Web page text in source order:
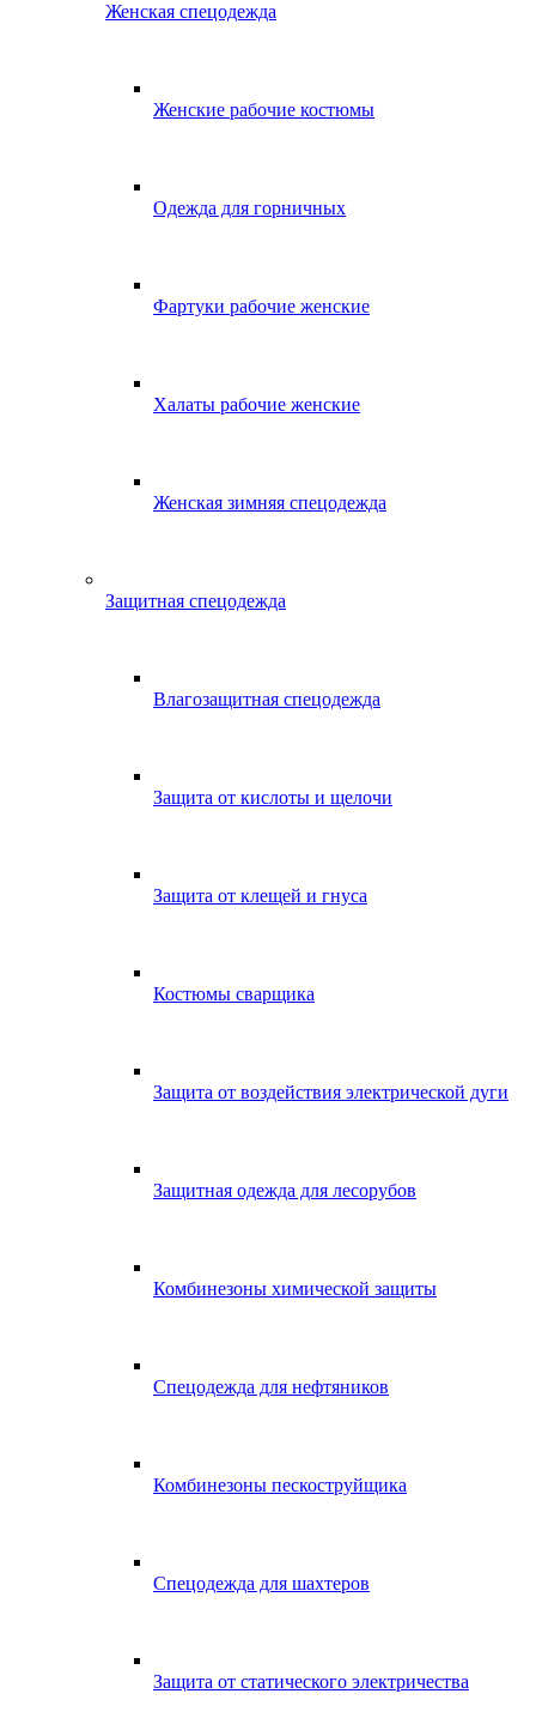
Женская спецодежда
Женские рабочие костюмы
Одежда для горничных
Фартуки рабочие женские
Халаты рабочие женские
Женская зимняя спецодежда
Защитная спецодежда
Влагозащитная спецодежда
Защита от кислоты и щелочи
Защита от клещей и гнуса
Костюмы сварщика
Защита от воздействия электрической дуги
Защитная одежда для лесорубов
Комбинезоны химической защиты
Спецодежда для нефтяников
Комбинезоны пескоструйщика
Спецодежда для шахтеров
Защита от статического электричества